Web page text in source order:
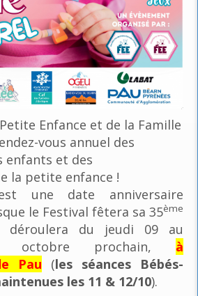
Enfance et de la Famille
vous annuel des
enfants et des
la petite enfance !
une date anniversaire
le Festival fêtera sa 35ème
déroulera du jeudi 09 au
octobre prochain, à
Pau (les séances Bébés-
les 11 & 12/10).